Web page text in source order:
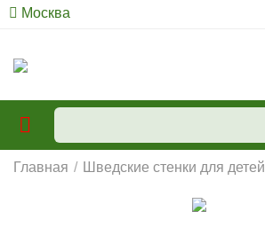
Москва
Главная / Шведские стенки для детей